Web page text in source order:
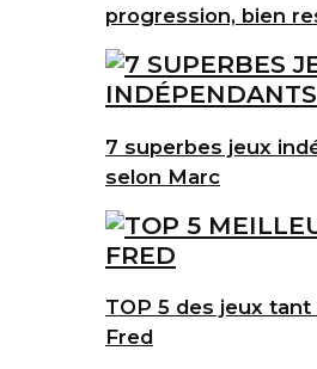
progression, bien
7 superbes jeux
selon Marc
TOP 5 des jeux
Fred